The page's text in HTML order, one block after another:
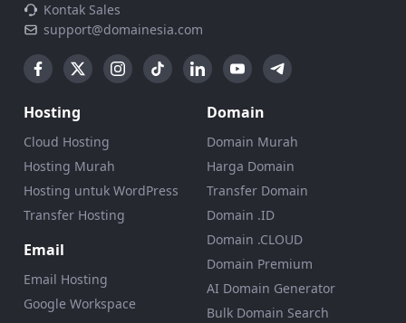
Kontak Sales
support@domainesia.com
Hosting
Cloud Hosting
Hosting Murah
Hosting untuk WordPress
Transfer Hosting
Email
Email Hosting
Google Workspace
Domain
Domain Murah
Harga Domain
Transfer Domain
Domain .ID
Domain .CLOUD
Domain Premium
AI Domain Generator
Bulk Domain Search